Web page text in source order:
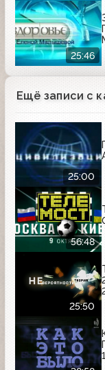
25:46
Ещё записи с
25:00
56:48
25:50